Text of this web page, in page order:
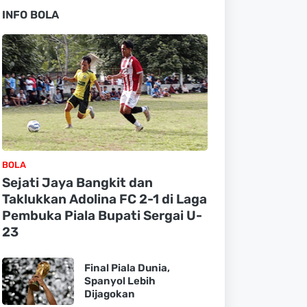
INFO BOLA
BOLA
Sejati Jaya Bangkit dan
Taklukkan Adolina FC 2-1 di Laga
Pembuka Piala Bupati Sergai U-
23
Final Piala Dunia,
Spanyol Lebih
Dijagokan